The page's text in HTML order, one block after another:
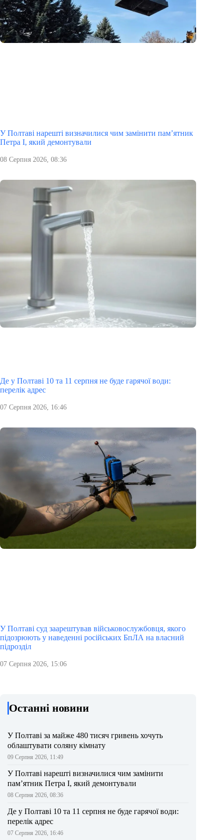
У Полтаві нарешті визначилися чим замінити пам’ятник
Петра І, який демонтували
08 Серпня 2026, 08:36
Де у Полтаві 10 та 11 серпня не буде гарячої води:
перелік адрес
07 Серпня 2026, 16:46
У Полтаві суд заарештував військовослужбовця, якого
підозрюють у наведенні російських БпЛА на власний
підрозділ
07 Серпня 2026, 15:06
Останні новини
У Полтаві за майже 480 тисяч гривень хочуть
облаштувати соляну кімнату
09 Серпня 2026, 11:49
У Полтаві нарешті визначилися чим замінити
пам’ятник Петра І, який демонтували
08 Серпня 2026, 08:36
Де у Полтаві 10 та 11 серпня не буде гарячої води:
перелік адрес
07 Серпня 2026, 16:46